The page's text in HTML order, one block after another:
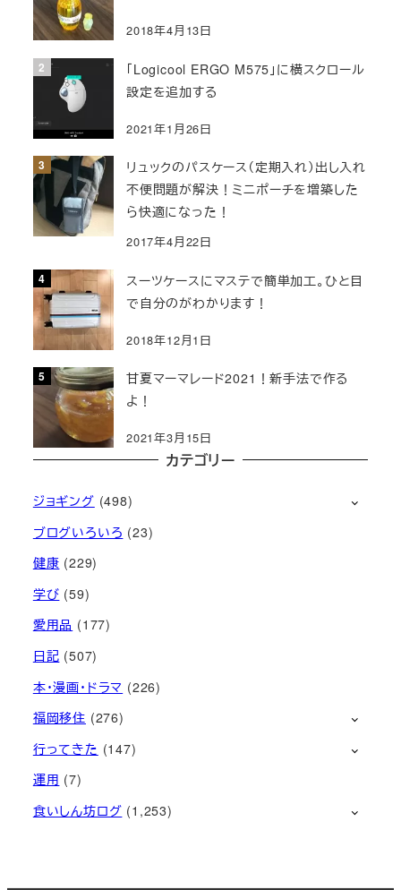
送
り
2018年4月13日
「Logicool ERGO M575」に横スクロール
設定を追加する
2021年1月26日
リュックのパスケース（定期入れ）出し入れ
不便問題が解決！ミニポーチを増築した
ら快適になった！
2017年4月22日
スーツケースにマステで簡単加工。ひと目
で自分のがわかります！
2018年12月1日
甘夏マーマレード2021！新手法で作る
よ！
2021年3月15日
カテゴリー
ジョギング (498)
ブログいろいろ (23)
健康 (229)
学び (59)
愛用品 (177)
日記 (507)
本・漫画・ドラマ (226)
福岡移住 (276)
行ってきた (147)
運用 (7)
食いしん坊ログ (1,253)